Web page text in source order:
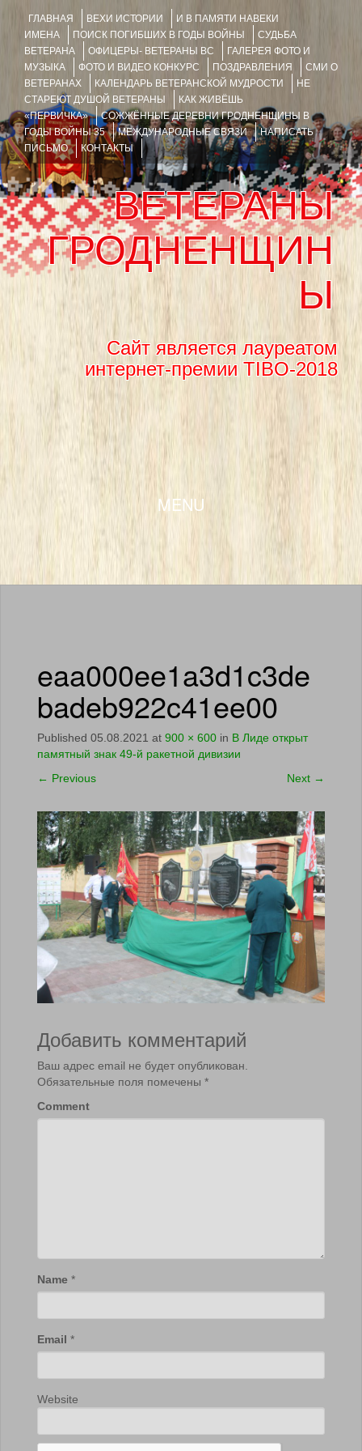
ГЛАВНАЯ ВЕХИ ИСТОРИИ
И В ПАМЯТИ НАВЕКИ
ИМЕНА
ПОИСК ПОГИБШИХ В ГОДЫ ВОЙНЫ
СУДЬБА
ВЕТЕРАНА
ОФИЦЕРЫ- ВЕТЕРАНЫ ВС
ГАЛЕРЕЯ ФОТО И
МУЗЫКА
ФОТО И ВИДЕО КОНКУРС ПОЗДРАВЛЕНИЯ
СМИ О
ВЕТЕРАНАХ
КАЛЕНДАРЬ ВЕТЕРАНСКОЙ МУДРОСТИ
НЕ
СТАРЕЮТ ДУШОЙ ВЕТЕРАНЫ
КАК ЖИВЁШЬ
«ПЕРВИЧКА»
СОЖЖЁННЫЕ ДЕРЕВНИ ГРОДНЕНЩИНЫ В
ГОДЫ ВОЙНЫ 35
МЕЖДУНАРОДНЫЕ СВЯЗИ
НАПИСАТЬ
ПИСЬМО
КОНТАКТЫ
ВЕТЕРАНЫ
ГРОДНЕНЩИН
Ы
Сайт является лауреатом
интернет-премии TIBO-2018
MENU
SKIP TO CONTENT
eaa000ee1a3d1c3de
badeb922c41ee00
Published 05.08.2021 at 900 × 600 in В Лиде открыт
памятный знак 49-й ракетной дивизии
← Previous Next →
Добавить комментарий
Ваш адрес email не будет опубликован.
Обязательные поля помечены *
Comment
Name *
Email *
Website